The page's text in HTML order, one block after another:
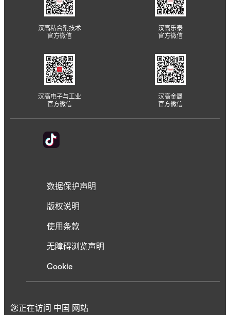
汉高粘合剂技术
官方微信
汉高乐泰
官方微信
汉高电子与工业
官方微信
汉高金属
官方微信
数据保护声明
版权说明
使用条款
无障碍浏览声明
Cookie
您正在访问 中国 网站